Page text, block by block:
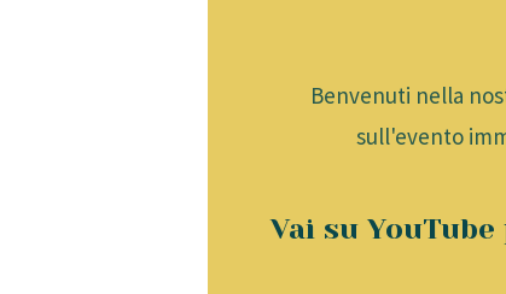
Benvenuti nella
sull'evento
Vai su